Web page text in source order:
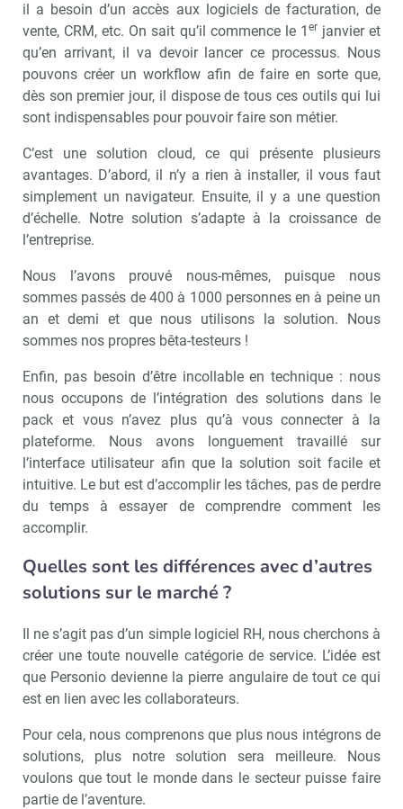
il a besoin d’un accès aux logiciels de facturation, de
vente, CRM, etc. On sait qu’il commence le 1 erjanvier et
qu’en arrivant, il va devoir lancer ce processus. Nous
pouvons créer un workflow afin de faire en sorte que,
dès son premier jour, il dispose de tous ces outils qui lui
sont indispensables pour pouvoir faire son métier.
C’est une solution cloud, ce qui présente plusieurs
avantages. D’abord, il n’y a rien à installer, il vous faut
simplement un navigateur. Ensuite, il y a une question
d’échelle. Notre solution s’adapte à la croissance de
l’entreprise.
Nous l’avons prouvé nous-mêmes, puisque nous
sommes passés de 400 à 1000 personnes en à peine un
an et demi et que nous utilisons la solution. Nous
sommes nos propres bêta-testeurs !
Enfin, pas besoin d’être incollable en technique : nous
nous occupons de l’intégration des solutions dans le
pack et vous n’avez plus qu’à vous connecter à la
plateforme. Nous avons longuement travaillé sur
l’interface utilisateur afin que la solution soit facile et
intuitive. Le but est d’accomplir les tâches, pas de perdre
du temps à essayer de comprendre comment les
accomplir.
Quelles sont les différences avec d’autres
solutions sur le marché ?
Il ne s’agit pas d’un simple logiciel RH, nous cherchons à
créer une toute nouvelle catégorie de service. L’idée est
que Personio devienne la pierre angulaire de tout ce qui
est en lien avec les collaborateurs.
Pour cela, nous comprenons que plus nous intégrons de
solutions, plus notre solution sera meilleure. Nous
voulons que tout le monde dans le secteur puisse faire
partie de l’aventure.
Valider
Non merci, je reçois déjà
!
Je déciderai plus
tard